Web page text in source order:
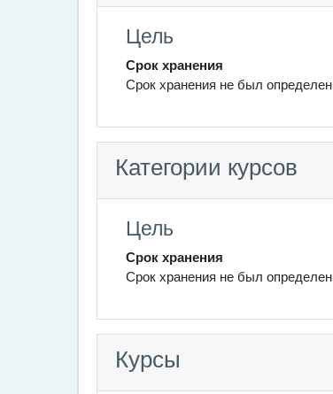
Цель
Срок хранения
Срок хранения не был определен
Категории курсов
Цель
Срок хранения
Срок хранения не был определен
Курсы